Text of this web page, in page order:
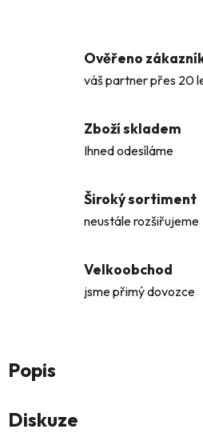
Ověřeno
váš partner přes 20
Zboží skladem
Ihned odesíláme
Široký sortiment
neustále rozšiřujeme
Velkoobchod
jsme přimý dovozce
Popis
Diskuze